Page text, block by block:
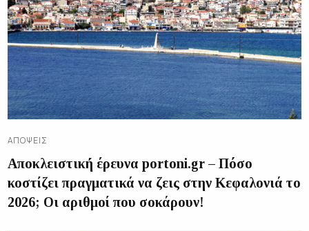
ΑΠΌΨΕΙΣ
Αποκλειστική έρευνα portoni.gr – Πόσο
κοστίζει πραγματικά να ζεις στην Κεφαλονιά το
2026; Οι αριθμοί που σοκάρουν!